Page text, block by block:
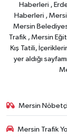
Haberleri ,
Haberleri ,
Mersin
Trafik , Mersin
Kış Tatili,
yer aldığı
Mersin
Mersin Trafik